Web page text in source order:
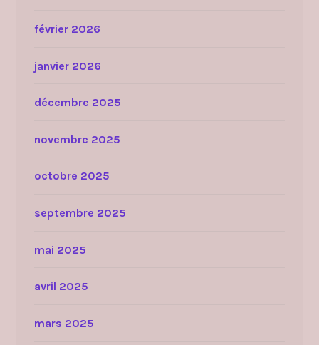
février 2026
janvier 2026
décembre 2025
novembre 2025
octobre 2025
septembre 2025
mai 2025
avril 2025
mars 2025